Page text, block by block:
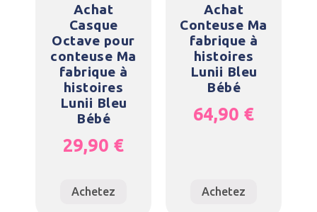
Achat
Casque
Octave pour
conteuse Ma
fabrique à
histoires
Lunii Bleu
Bébé
29,90 €
Achetez
Achat
Conteuse Ma
fabrique à
histoires
Lunii Bleu
Bébé
64,90 €
Achetez